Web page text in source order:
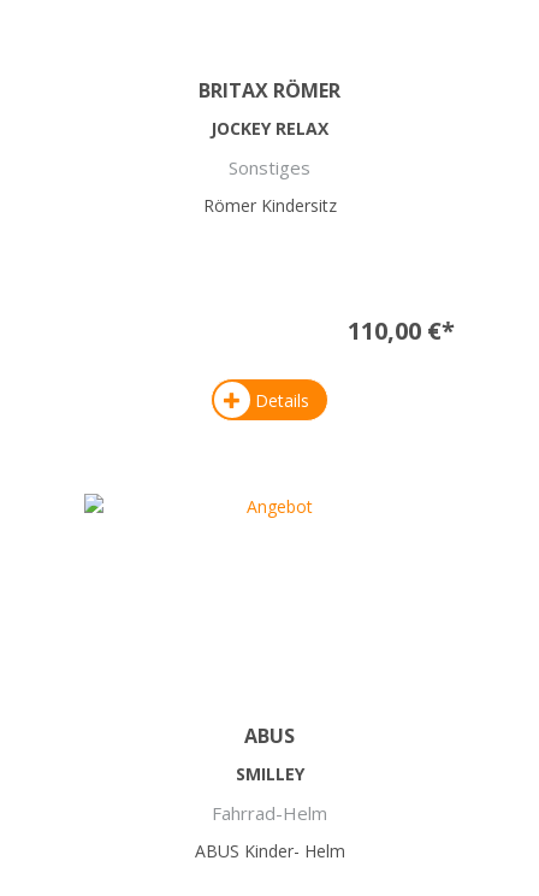
BRITAX RÖMER
JOCKEY RELAX
Sonstiges
Römer Kindersitz
110,00 €*
Details
ABUS
SMILLEY
Fahrrad-Helm
ABUS Kinder- Helm